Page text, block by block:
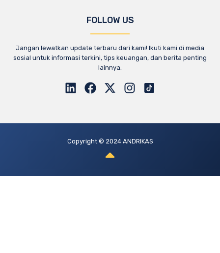
FOLLOW US
Jangan lewatkan update terbaru dari kami! Ikuti kami di media
sosial untuk informasi terkini, tips keuangan, dan berita penting
lainnya.
Copyright © 2024 ANDRIKAS